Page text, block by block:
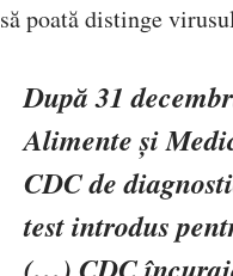
să poată distinge
După 31
Alimente și
CDC de
test introdus